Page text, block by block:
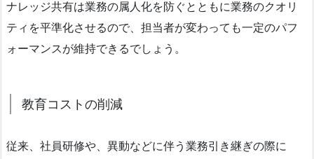
ナレッジ共有は業務の属人化を防ぐとともに業務のクオリ
ティを平準化させるので、担当者が変わっても一定のパフ
ォーマンスが維持できるでしょう。
教育コストの削減
従来、社員研修や、異動などに伴う業務引き継ぎの際に